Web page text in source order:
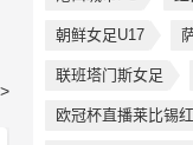
朝鲜女足U17
联班塔门斯女足
欧冠杯直播莱比锡